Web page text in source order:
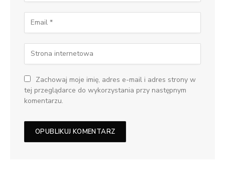
Zachowaj moje imię, adres e-mail i adres strony w
tej przeglądarce do wykorzystania przy następnym
komentarzu.